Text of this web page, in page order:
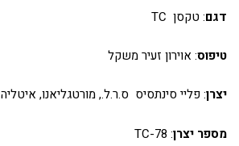
דגם: טקסן TC
טיפוס: אוירון זעיר משקל
יצרן: פליי סינתסיס ס.ר.ל., מורטגליאנו, איטליה
מספר יצרן: TC-78